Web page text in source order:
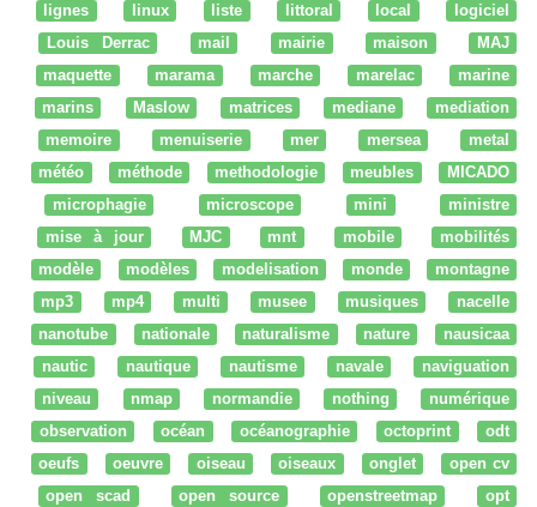
lignes
linux liste littoral local
logiciel
Louis Derrac
mail mairie maison
MAJ
maquette
marama marche marelac
marine
marins
Maslow matrices mediane
mediation
memoire
menuiserie mer mersea
metal
météo
méthode methodologie meubles
MICADO
microphagie
microscope mini
ministre
mise à jour
MJC mnt mobile
mobilités
modèle
modèles modelisation monde
montagne
mp3
mp4 multi musee musiques
nacelle
nanotube
nationale naturalisme nature
nausicaa
nautic
nautique nautisme navale
naviguation
niveau
nmap normandie nothing
numérique
observation
océan océanographie octoprint
odt
oeufs
oeuvre oiseau oiseaux onglet
open cv
open scad
open source openstreetmap
opt